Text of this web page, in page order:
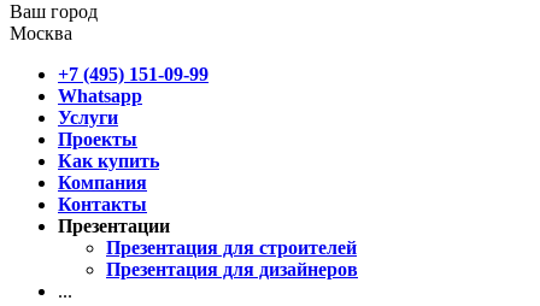
Ваш город
Москва
+7 (495) 151-09-99
Whatsapp
Услуги
Проекты
Как купить
Компания
Контакты
Презентации
Презентация для строителей
Презентация для дизайнеров
...